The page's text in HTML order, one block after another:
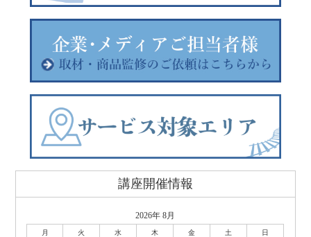
講座開催情報
2026年 8月
月 火 水 木 金 土 日